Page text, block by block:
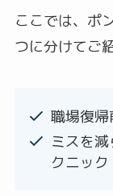
ここでは、ポ
つに分けてご
職場復帰
ミスを
クニック